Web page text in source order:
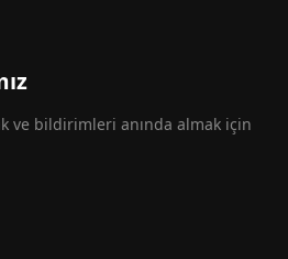
ve bildirimleri anında almak için